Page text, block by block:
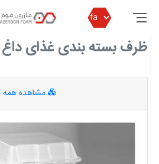
مازرون فوم ظرف بسته بندی غذای داغ فومی
ظرف بسته بندی غذای
مشاهده همه